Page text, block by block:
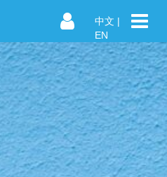
中文 |
EN